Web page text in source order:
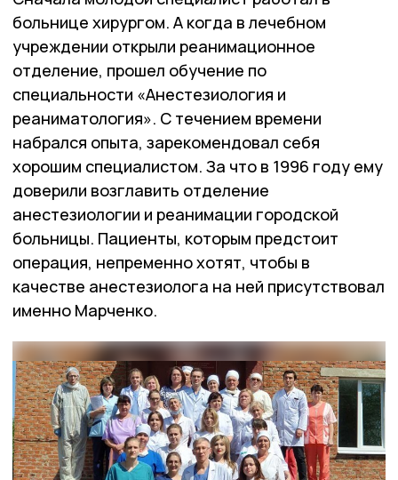
больнице хирургом. А когда в лечебном
учреждении открыли реанимационное
отделение, прошел обучение по
специальности «Анестезиология и
реаниматология». С течением времени
набрался опыта, зарекомендовал себя
хорошим специалистом. За что в 1996 году ему
доверили возглавить отделение
анестезиологии и реанимации городской
больницы. Пациенты, которым предстоит
операция, непременно хотят, чтобы в
качестве анестезиолога на ней присутствовал
именно Марченко.